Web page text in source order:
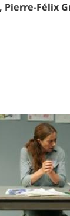
Pierre-Félix